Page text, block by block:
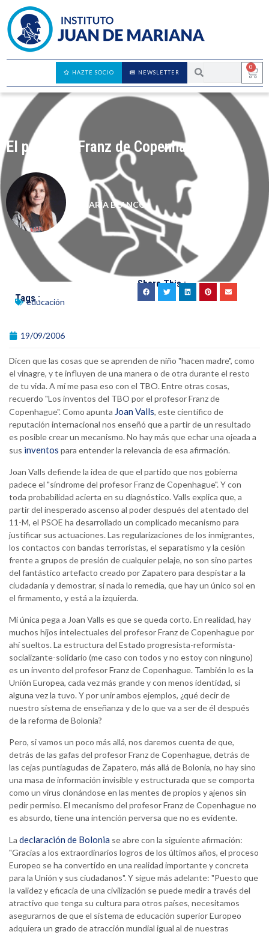
0
NEWSLETTER
HAZTE SOCIO
El profesor Franz de Copenhague
MARÍA BLANCO
Tags :educación
Share This :
19/09/2006
Dicen que las cosas que se aprenden de niño "hacen madre", como
el vinagre, y te influyen de una manera o de otra durante el resto
de tu vida. A mí me pasa eso con el TBO. Entre otras cosas,
recuerdo "Los inventos del TBO por el profesor Franz de
Copenhague". Como apunta Joan Valls, este científico de
reputación internacional nos enseñó que a partir de un resultado
es posible crear un mecanismo. No hay más que echar una ojeada a
sus inventos para entender la relevancia de esa afirmación.
Joan Valls defiende la idea de que el partido que nos gobierna
padece el "síndrome del profesor Franz de Copenhague". Y con
toda probabilidad acierta en su diagnóstico. Valls explica que, a
partir del inesperado ascenso al poder después del atentado del
11-M, el PSOE ha desarrollado un complicado mecanismo para
justificar sus actuaciones. Las regularizaciones de los inmigrantes,
los contactos con bandas terroristas, el separatismo y la cesión
frente a grupos de presión de cualquier pelaje, no son sino partes
del fantástico artefacto creado por Zapatero para despistar a la
ciudadanía y demostrar, si nada lo remedia, que hay un único sol en
el firmamento, y está a la izquierda.
Mi única pega a Joan Valls es que se queda corto. En realidad, hay
muchos hijos intelectuales del profesor Franz de Copenhague por
ahí sueltos. La estructura del Estado progresista-reformista-
socializante-solidario (me caso con todos y no estoy con ninguno)
es un invento del profesor Franz de Copenhague. También lo es la
Unión Europea, cada vez más grande y con menos identidad, si
alguna vez la tuvo. Y por unir ambos ejemplos, ¿qué decir de
nuestro sistema de enseñanza y de lo que va a ser de él después
de la reforma de Bolonia?
Pero, si vamos un poco más allá, nos daremos cuenta de que,
detrás de las gafas del profesor Franz de Copenhague, detrás de
las cejas puntiagudas de Zapatero, más allá de Bolonia, no hay sino
una masa de información invisible y estructurada que se comporta
como un virus clonándose en las mentes de propios y ajenos sin
pedir permiso. El mecanismo del profesor Franz de Copenhague no
es absurdo, tiene una intención perversa que no es evidente.
La declaración de Bolonia se abre con la siguiente afirmación:
"Gracias a los extraordinarios logros de los últimos años, el proceso
Europeo se ha convertido en una realidad importante y concreta
para la Unión y sus ciudadanos". Y sigue más adelante: "Puesto que
la validez y eficacia de una civilización se puede medir a través del
atractivo que tenga su cultura para otros países, necesitamos
asegurarnos de que el sistema de educación superior Europeo
adquiera un grado de atracción mundial igual al de nuestras